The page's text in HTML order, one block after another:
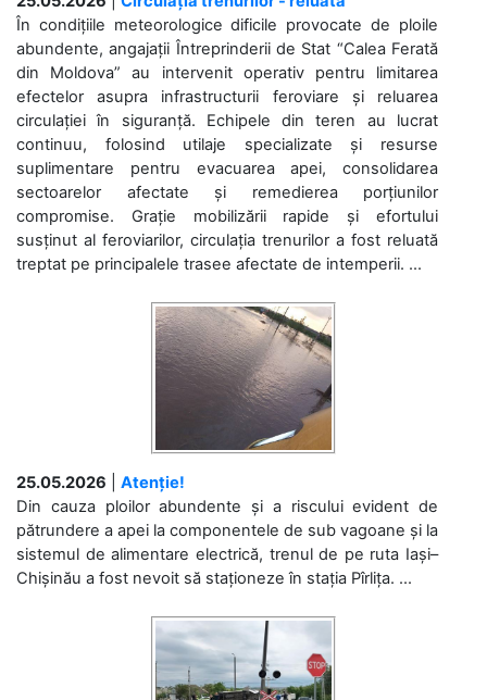
În condițiile meteorologice dificile provocate de ploile
abundente, angajații Întreprinderii de Stat “Calea Ferată
din Moldova” au intervenit operativ pentru limitarea
efectelor asupra infrastructurii feroviare și reluarea
circulației în siguranță. Echipele din teren au lucrat
continuu, folosind utilaje specializate și resurse
suplimentare pentru evacuarea apei, consolidarea
sectoarelor afectate și remedierea porțiunilor
compromise. Grație mobilizării rapide și efortului
susținut al feroviarilor, circulația trenurilor a fost reluată
treptat pe principalele trasee afectate de intemperii. ...
25.05.2026
Atenție!
Din cauza ploilor abundente și a riscului evident de
pătrundere a apei la componentele de sub vagoane și la
sistemul de alimentare electrică, trenul de pe ruta Iași–
Chișinău a fost nevoit să staționeze în stația Pîrlița. ...